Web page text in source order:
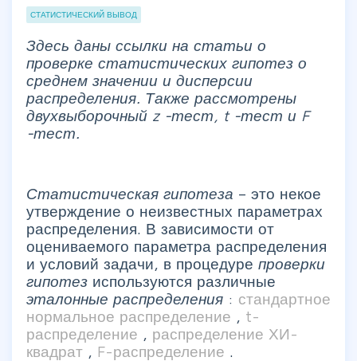
Группы статей
СТАТИСТИЧЕСКИЙ ВЫВОД
Здесь даны ссылки на статьи о
проверке статистических гипотез о
среднем значении и дисперсии
распределения. Также рассмотрены
двухвыборочный z -тест, t -тест и F
-тест.
Статистическая гипотеза – это некое
утверждение о неизвестных параметрах
распределения. В зависимости от
оцениваемого параметра распределения
и условий задачи, в процедуре проверки
гипотез используются различные
эталонные распределения : стандартное
нормальное распределение , t-
распределение , распределение ХИ-
квадрат , F-распределение .